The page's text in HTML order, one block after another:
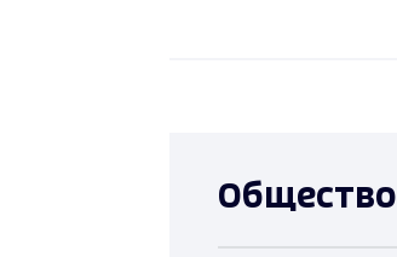
Общество